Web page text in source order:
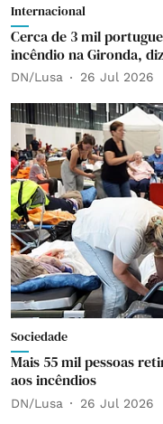
Internacional
Cerca de 3 mil
incêndio na Gironda,
DN/Lusa 26 Jul 2026
Sociedade
Mais 55 mil pessoas
aos incêndios
DN/Lusa 26 Jul 2026